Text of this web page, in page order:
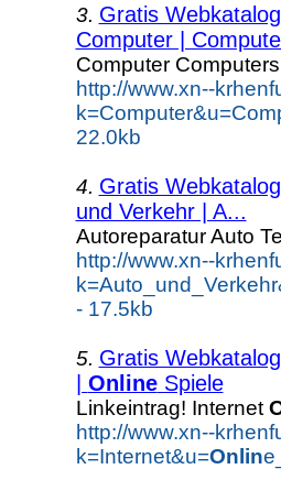
3. Gratis
Computer |
Computer
http://www.xn--
22.0kb
4. Gratis
und Verkehr | A...
Autoreparatur Auto
http://www.xn--
- 17.5kb
5. Gratis
OnlineSpiele
Linkeintrag! Internet
http://www.xn--
k=Internet&u=Onlin